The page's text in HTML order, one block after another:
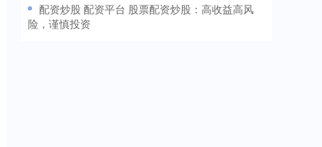
​配资炒股 配资平台 股票配资炒股：高收益高风
险，谨慎投资